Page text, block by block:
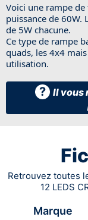
Voici une rampe
puissance de 60W.
de 5W chacune.
Ce type de rampe
quads, les 4x4
utilisation.
? Il vous
Retrouvez toutes
12 LEDS
Marque